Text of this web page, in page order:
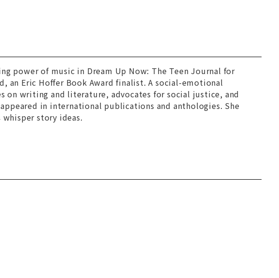
power of music in Dream Up Now: The Teen Journal for
, an Eric Hoffer Book Award finalist. A social-emotional
on writing and literature, advocates for social justice, and
in international publications and anthologies. She
story ideas.